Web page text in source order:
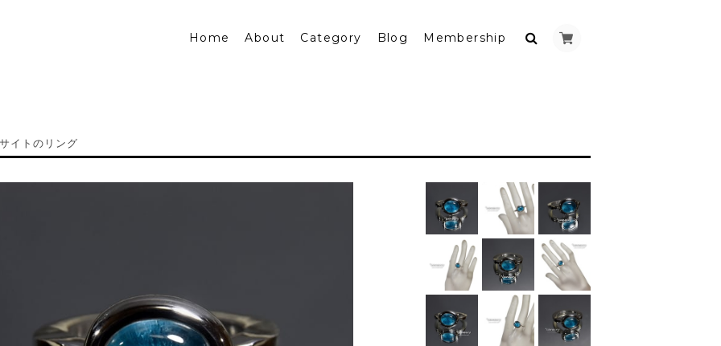
Home About Category Blog Membership
イトのリング